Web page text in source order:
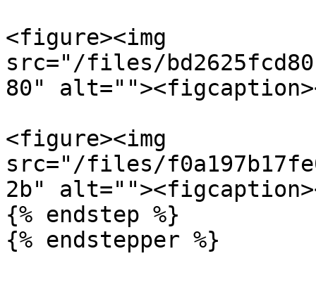
<figure><img
src="/files/
80"
<figure><img
src="/files/
2b"
{% endstep %}